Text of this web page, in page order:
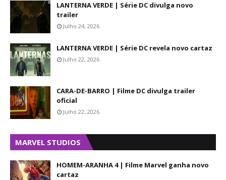
LANTERNA VERDE | Série DC divulga novo
trailer
Julho 24, 2026
LANTERNA VERDE | Série DC revela novo cartaz
Julho 22, 2026
CARA-DE-BARRO | Filme DC divulga trailer
oficial
Julho 22, 2026
MARVEL STUDIOS
HOMEM-ARANHA 4 | Filme Marvel ganha novo
cartaz